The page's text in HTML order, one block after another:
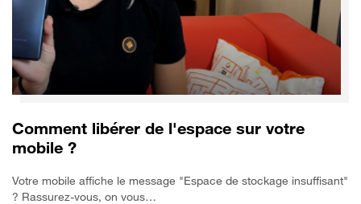
Comment libérer de l'espace sur votre
mobile ?
Votre mobile affiche le message "Espace de stockage insuffisant"
? Rassurez-vous, on vous…